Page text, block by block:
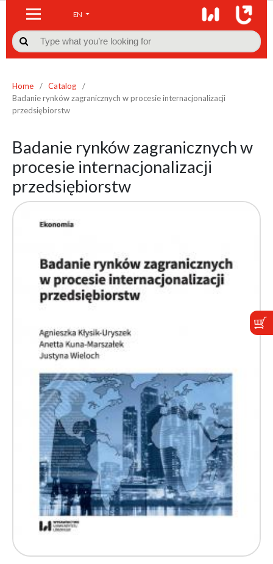
EN

Home / Catalog
/
Badanie rynków zagranicznych w procesie internacjonalizacji
przedsiębiorstw
Badanie rynków zagranicznych w
procesie internacjonalizacji
przedsiębiorstw